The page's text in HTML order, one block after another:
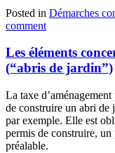
Posted in Démarches
comment
Les éléments
(“abris de jardin”)
La taxe
de construire un abri de
par exemple. Elle est
permis de construire, un
préalable.